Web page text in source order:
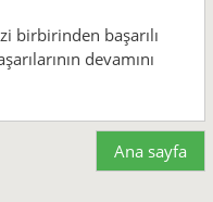
birbirinden başarılı
devamını
Ana sayfa